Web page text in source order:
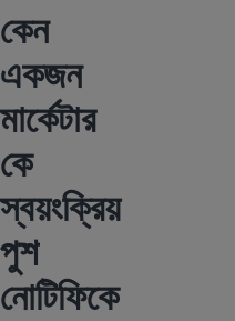
কেন
একজন
মার্কেটার
কে
স্বয়ংক্রিয়
পুশ
নোটিফিকে